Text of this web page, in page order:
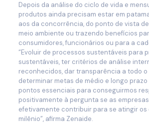
Depois da análise do ciclo de vida e
produtos ainda precisam estar em
aos da concorrência, do ponto de vista
meio ambiente ou trazendo benefícios
consumidores, funcionários ou para a
“Evoluir de processos sustentáveis para
sustentáveis, ter critérios de análise
reconhecidos, dar transparência a todo
determinar metas de médio e longo
pontos essenciais para conseguirmos
positivamente à pergunta se as
efetivamente contribuir para se atingir os
milênio”, afirma Zenaide.